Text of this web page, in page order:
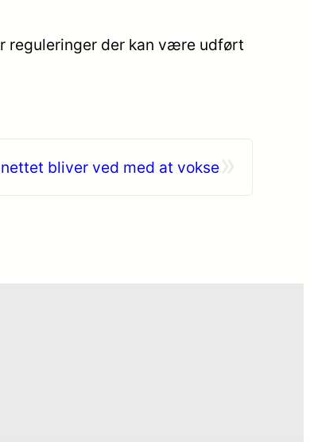
reguleringer der kan være udført
bliver ved med at vokse